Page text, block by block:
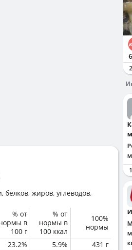
жиров, углеводов,
% от
в
100 г
% от
нормы в
100 ккал
100%
нормы
23.2% 5.9%
431 г
2
Как я обманул систему, купил